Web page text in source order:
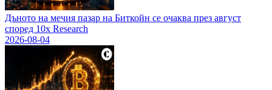
Дъното на мечия пазар на Биткойн се очаква през август
според 10x Research
2026-08-04